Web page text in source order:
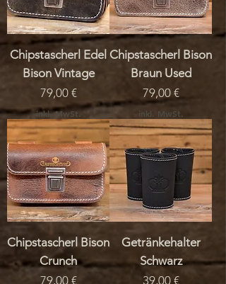
Chipstascherl Edel
Bison Vintage
Preis
79,00 €
inkl. MwSt.
Chipstascherl Bison
Braun Used
Preis
79,00 €
inkl. MwSt.
Chipstascherl Bison
Crunch
Preis
79,00 €
Getränkehalter
Schwarz
Preis
39,00 €